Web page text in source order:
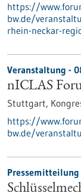
https://
bw.de/
rhein-neckar-
Veranstaltung -
nICLAS
Stuttgart,
https://
bw.de/
Pressemitteilung